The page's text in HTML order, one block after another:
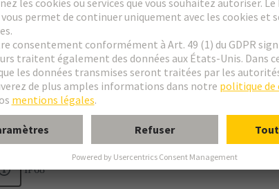
-40 ... +130 °C
≤30 Nm (en fonction du câble et du joint de l'insert utilisés)
50
IP68